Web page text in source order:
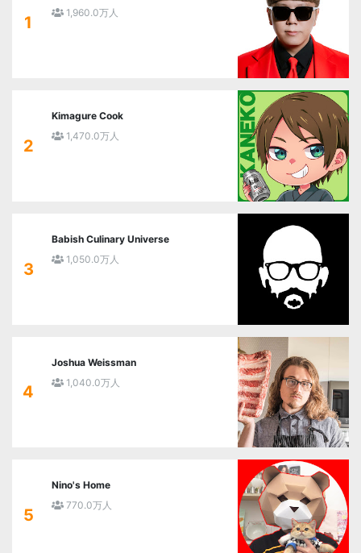
1
1,960.0万人
2
Kimagure Cook
1,470.0万人
3
Babish Culinary Universe
1,050.0万人
4
Joshua Weissman
1,040.0万人
5
Nino's Home
770.0万人